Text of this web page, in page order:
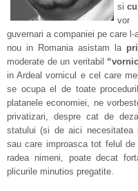
si
vor
guvernari a companiei pe care
nou in Romania asistam la
moderate de un veritabil
in Ardeal vornicul e cel care
se ocupa el de toate
platanele economiei, ne
privatizari, despre cat de
statului (si de aici necesitatea
sau care improasca tot felul
radea nimeni, poate decat
plicurile minutios pregatite.